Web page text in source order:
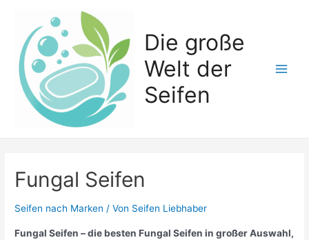
springen
Die große
Welt der
Seifen
Fungal Seifen
Seifen nach Marken / Von Seifen Liebhaber
Fungal Seifen – die besten Fungal Seifen in großer Auswahl,